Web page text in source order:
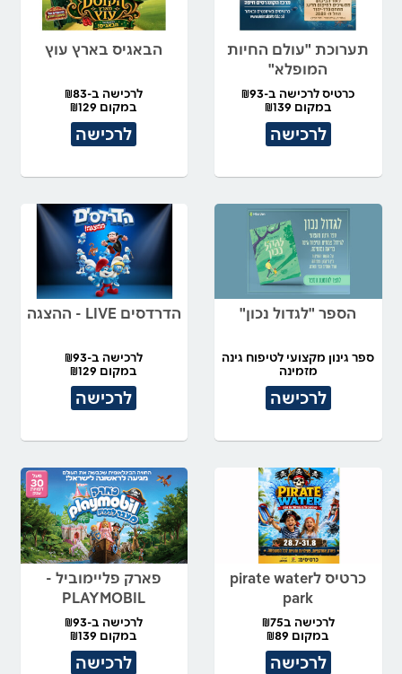
תערוכת "עולם החיות
המופלא"
כרטיס לרכישה ב-₪93
במקום ₪139
לרכישה
הבאגיס בארץ עוץ
לרכישה ב-₪83
במקום ₪129
לרכישה
הספר "לגדול נכון"
ספר גינון מקצועי לטיפוח גינה
מזמינה
לרכישה
הדרדסים LIVE - ההצגה
לרכישה ב-₪93
במקום ₪129
לרכישה
כרטיס לpirate water
park
לרכישה ב₪75
במקום ₪89
לרכישה
פארק פליימוביל -
PLAYMOBIL
לרכישה ב-₪93
במקום ₪139
לרכישה